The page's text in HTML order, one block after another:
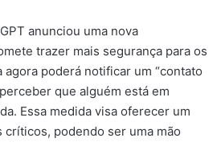
anunciou uma nova
trazer mais segurança para os
poderá notificar um “contato
que alguém está em
Essa medida visa oferecer um
podendo ser uma mão